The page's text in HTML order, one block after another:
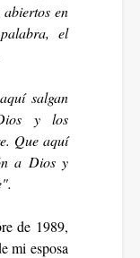
en
el
salgan
y los
Que aquí
a Dios y
de 1989,
mi esposa